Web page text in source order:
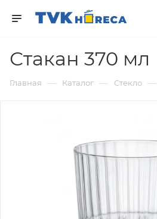
Стакан 370 мл
Главная — Каталог — Стекло —